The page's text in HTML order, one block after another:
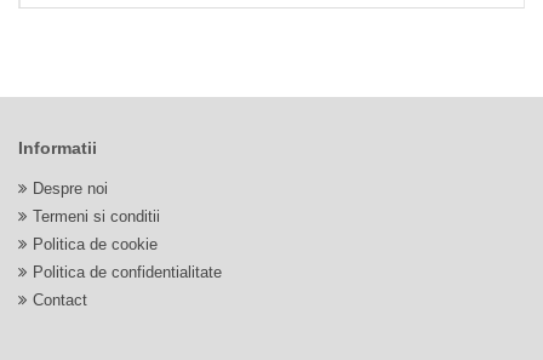
Informatii
Despre noi
Termeni si conditii
Politica de cookie
Politica de confidentialitate
Contact